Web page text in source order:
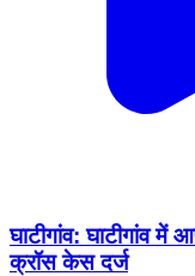
घाटीगांव: घाटीगांव में
क्रॉस केस दर्ज